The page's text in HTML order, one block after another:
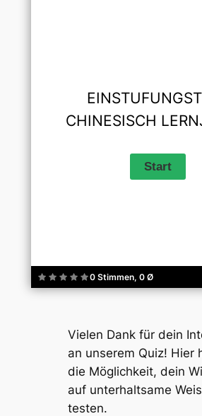
0 Stimmen, 0 Ø
CHINESISCH
Vielen Dank für dein
an unserem Quiz! Hier
die Möglichkeit, dein
auf unterhaltsame
testen.